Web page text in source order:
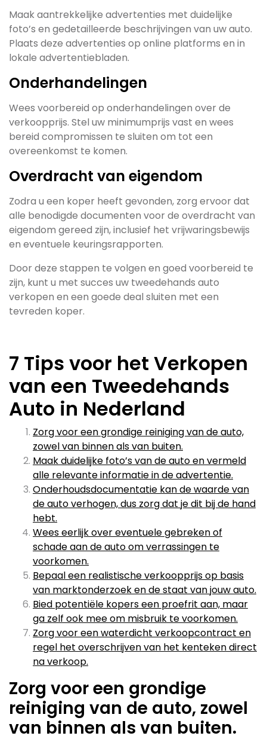
Maak aantrekkelijke advertenties met duidelijke
foto’s en gedetailleerde beschrijvingen van uw auto.
Plaats deze advertenties op online platforms en in
lokale advertentiebladen.
Onderhandelingen
Wees voorbereid op onderhandelingen over de
verkoopprijs. Stel uw minimumprijs vast en wees
bereid compromissen te sluiten om tot een
overeenkomst te komen.
Overdracht van eigendom
Zodra u een koper heeft gevonden, zorg ervoor dat
alle benodigde documenten voor de overdracht van
eigendom gereed zijn, inclusief het vrijwaringsbewijs
en eventuele keuringsrapporten.
Door deze stappen te volgen en goed voorbereid te
zijn, kunt u met succes uw tweedehands auto
verkopen en een goede deal sluiten met een
tevreden koper.
7 Tips voor het Verkopen
van een Tweedehands
Auto in Nederland
Zorg voor een grondige reiniging van de auto,
zowel van binnen als van buiten.
Maak duidelijke foto’s van de auto en vermeld
alle relevante informatie in de advertentie.
Onderhoudsdocumentatie kan de waarde van
de auto verhogen, dus zorg dat je dit bij de hand
hebt.
Wees eerlijk over eventuele gebreken of
schade aan de auto om verrassingen te
voorkomen.
Bepaal een realistische verkoopprijs op basis
van marktonderzoek en de staat van jouw auto.
Bied potentiële kopers een proefrit aan, maar
ga zelf ook mee om misbruik te voorkomen.
Zorg voor een waterdicht verkoopcontract en
regel het overschrijven van het kenteken direct
na verkoop.
Zorg voor een grondige
reiniging van de auto, zowel
van binnen als van buiten.